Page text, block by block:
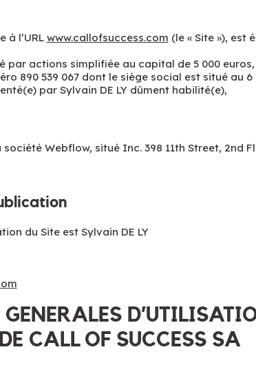
à l’URL www.callofsuccess.com (le « Site »), est
par actions simplifiée au capital de 5 000 euros,
890 539 067 dont le siège social est situé au 6
par Sylvain DE LY dûment habilité(e),
Webflow, situé Inc. 398 11th Street, 2nd
du Site est Sylvain DE LY
CALL OF SUCCESS SA